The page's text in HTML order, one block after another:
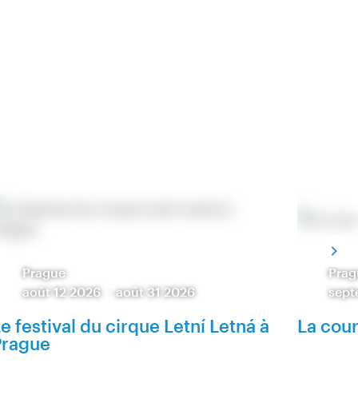
Prague
août 12 2026
-août 31 2026
festival du cirque Letní Letná à
La